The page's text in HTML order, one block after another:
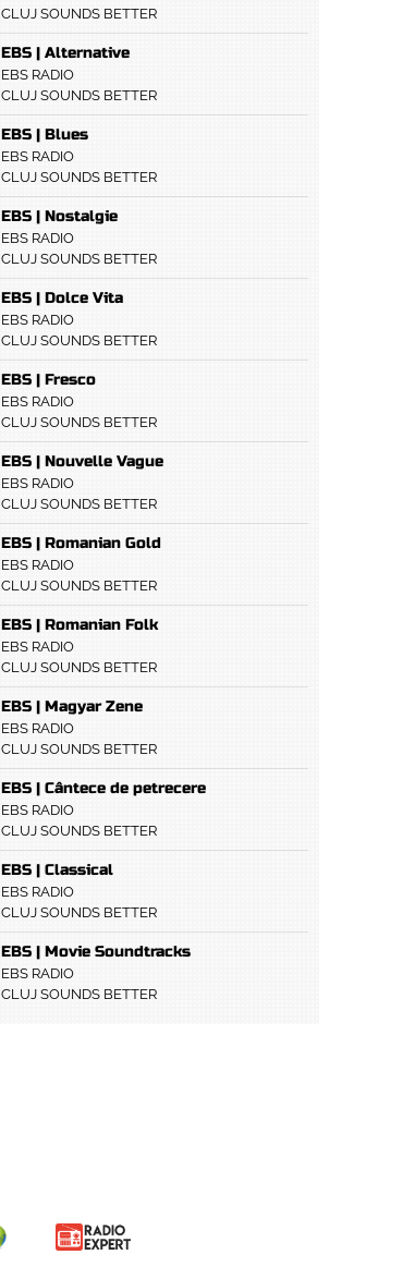
CLUJ SOUNDS BETTER
EBS | Alternative
EBS RADIO
CLUJ SOUNDS BETTER
EBS | Blues
EBS RADIO
CLUJ SOUNDS BETTER
EBS | Nostalgie
EBS RADIO
CLUJ SOUNDS BETTER
EBS | Dolce Vita
EBS RADIO
CLUJ SOUNDS BETTER
EBS | Fresco
EBS RADIO
CLUJ SOUNDS BETTER
EBS | Nouvelle Vague
EBS RADIO
CLUJ SOUNDS BETTER
EBS | Romanian Gold
EBS RADIO
CLUJ SOUNDS BETTER
EBS | Romanian Folk
EBS RADIO
CLUJ SOUNDS BETTER
EBS | Magyar Zene
EBS RADIO
CLUJ SOUNDS BETTER
EBS | Cântece de petrecere
EBS RADIO
CLUJ SOUNDS BETTER
EBS | Classical
EBS RADIO
CLUJ SOUNDS BETTER
EBS | Movie Soundtracks
EBS RADIO
CLUJ SOUNDS BETTER